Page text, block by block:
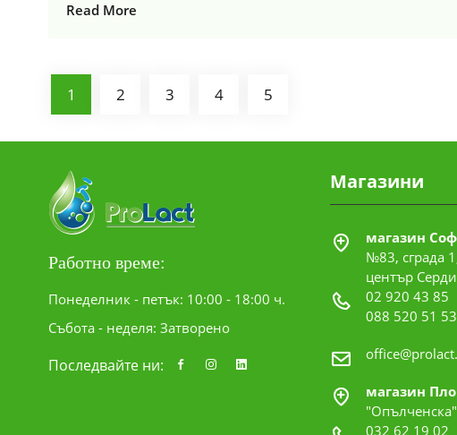
Read More
1 2 3 4 5
Работно време:
Понеделник - петък: 10:00 - 18:00 ч.
Събота - неделя: Затворено
Последвайте ни:
Магазини
магазин
№83, сграда
център
02 920 43 85
088 520 51 53
магазин
032 62 19 02